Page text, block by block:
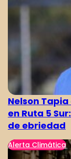
Nelson
en Ruta 5
de ebriedad
Alerta Climática